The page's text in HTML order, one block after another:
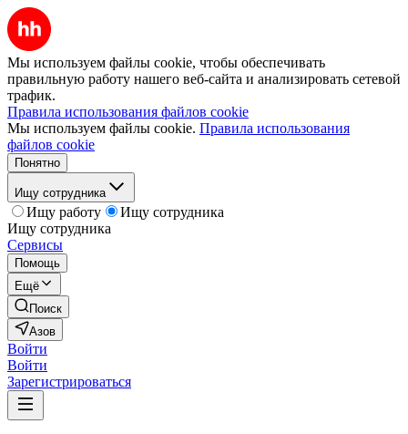
Мы используем файлы cookie, чтобы обеспечивать
правильную работу нашего веб-сайта и анализировать сетевой
трафик.
Правила использования файлов cookie
Мы используем файлы cookie. Правила использования
файлов cookie
Понятно
Ищу сотрудника
Ищу работу
Ищу сотрудника
Ищу сотрудника
Сервисы
Помощь
Ещё
Поиск
Азов
Войти
Войти
Зарегистрироваться